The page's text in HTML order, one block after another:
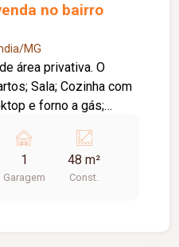
no bairro
MG
área privativa. O
Sala; Cozinha com
e forno a gás;
e cama com
quartos; Iluminação
1
Garagem
48 m²
Const.